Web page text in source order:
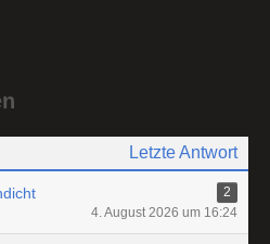
Letzte Antwort
2
4. August 2026 um 16:24